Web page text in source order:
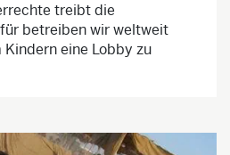
treibt die
betreiben wir weltweit
eine Lobby zu